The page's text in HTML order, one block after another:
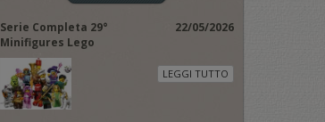
Serie Completa 29°
Minifigures Lego
22/05/2026
LEGGI TUTTO